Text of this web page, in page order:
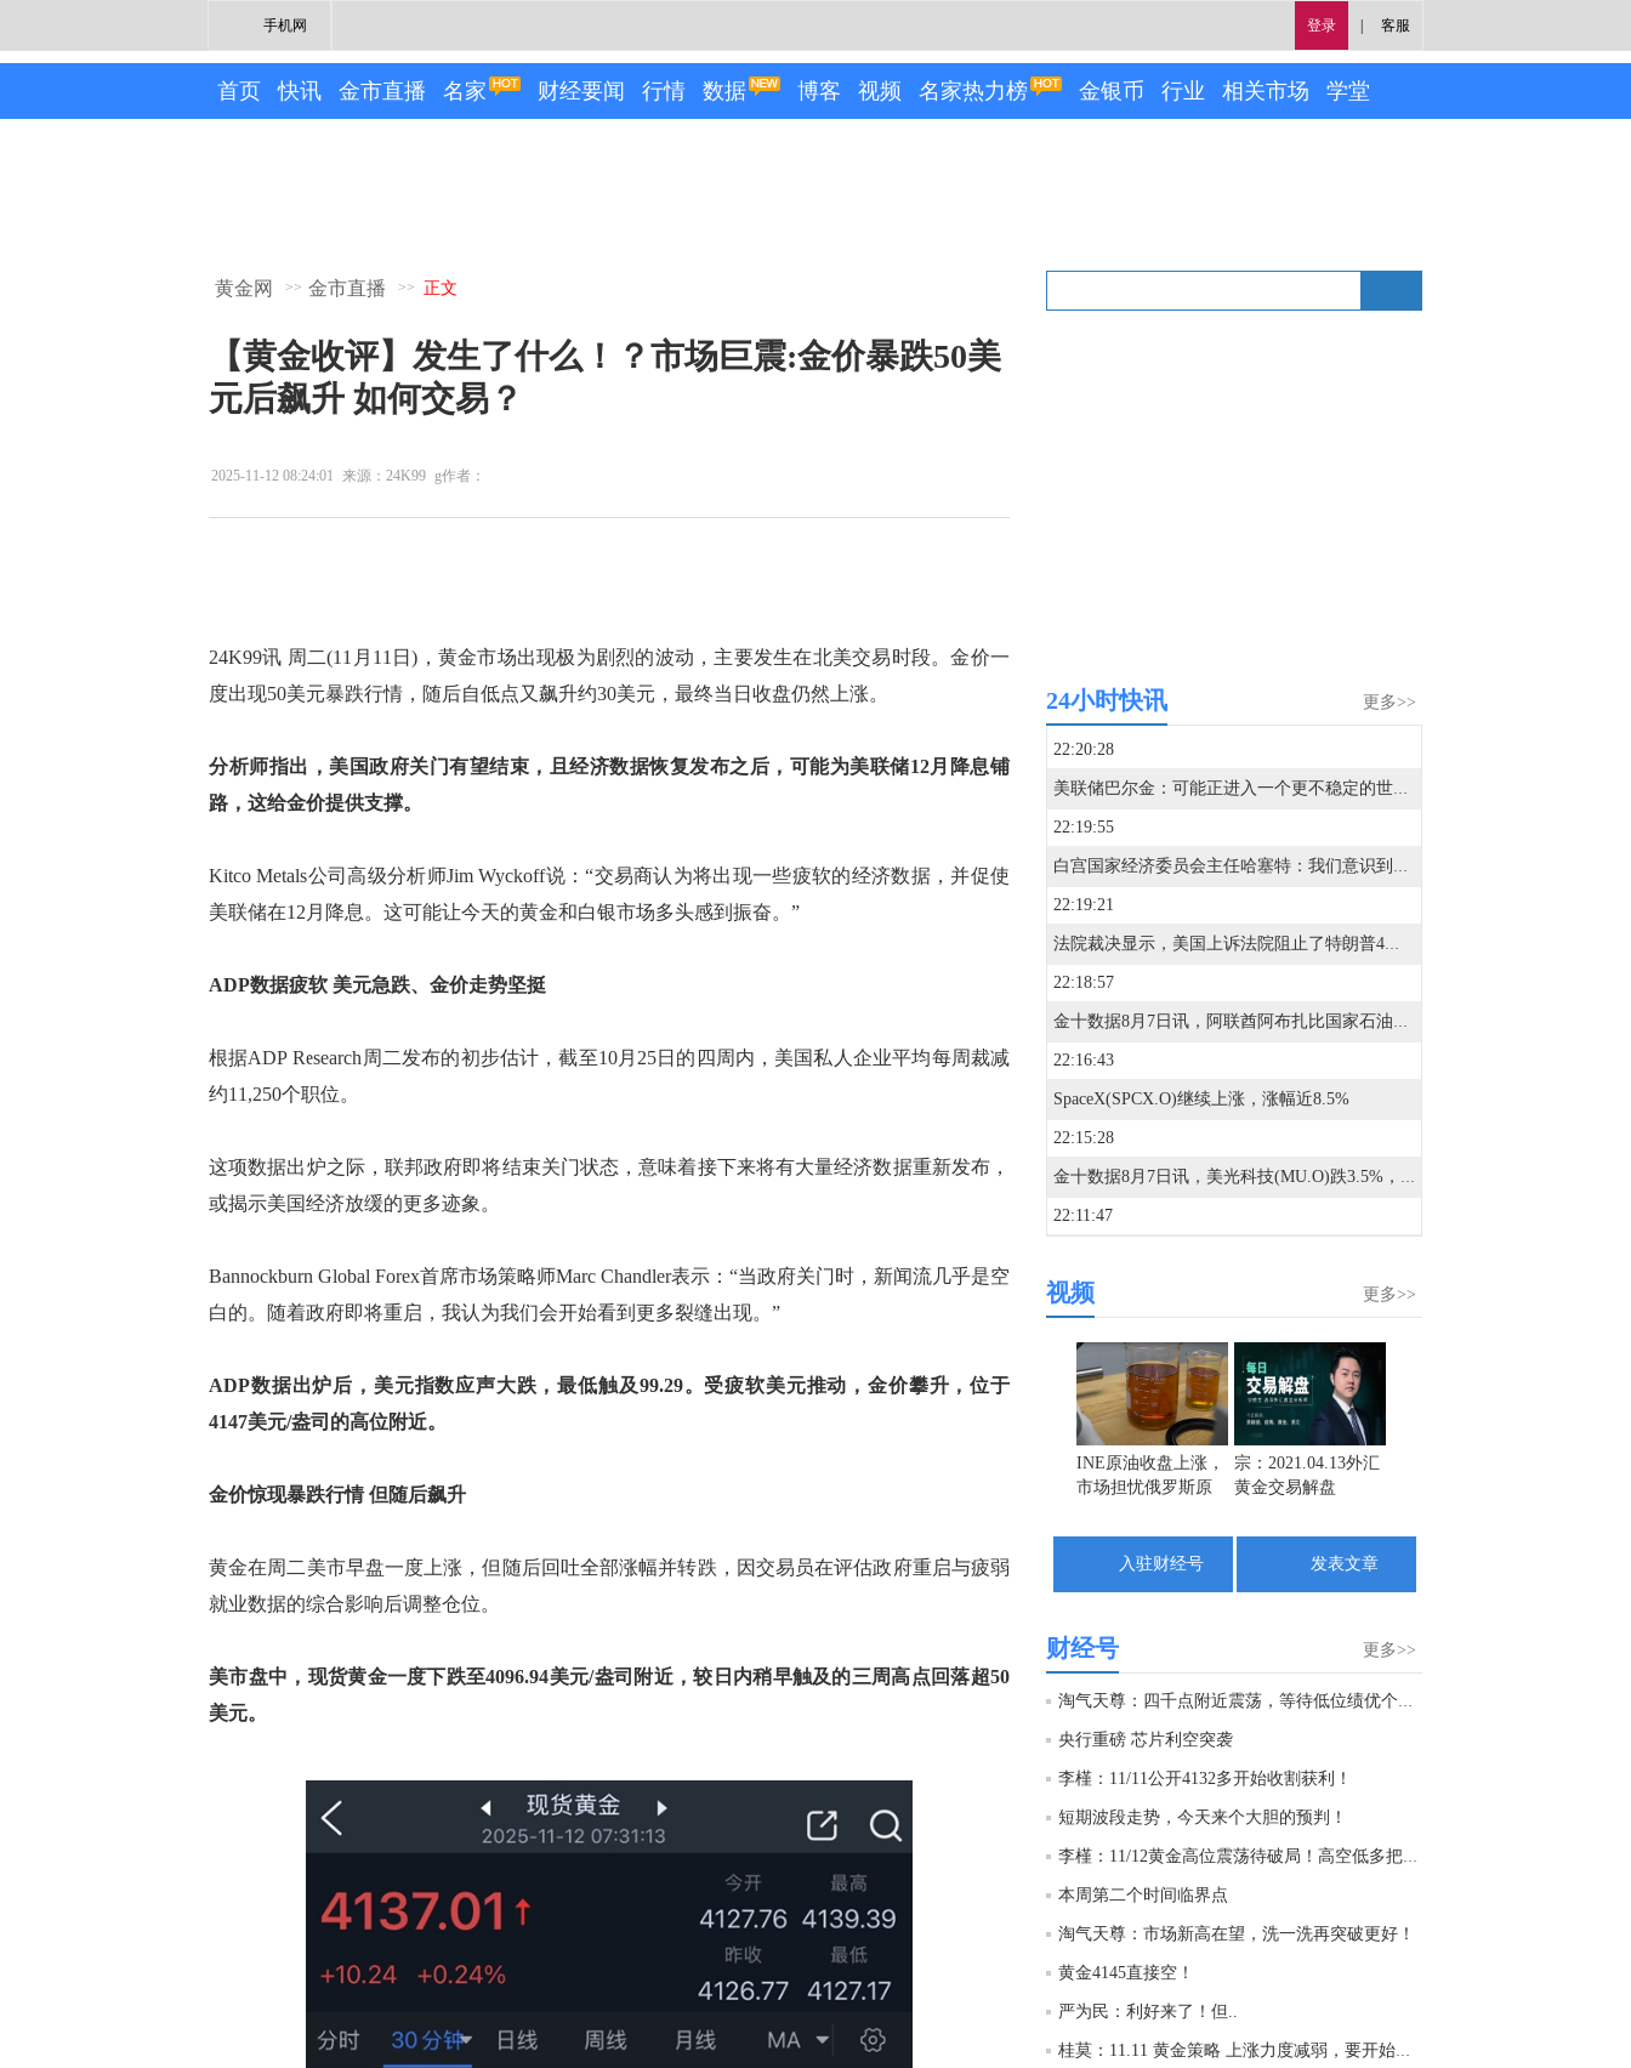
登录 客服
手机网
首页 快讯 金市直播 名家 财经要闻 行情 数据 博客 视频 名家热力榜 金银币 行业 相关市场 学堂
黄金网 >> 金市直播 >> 正文
【黄金收评】发生了什么！？市场巨震:金价暴跌50美
元后飙升 如何交易？
2025-11-12 08:24:01 来源：24K99 g作者：
24K99讯 周二(11月11日)，黄金市场出现极为剧烈的波动，主要发生在北美交易时段。金价一
度出现50美元暴跌行情，随后自低点又飙升约30美元，最终当日收盘仍然上涨。
分析师指出，美国政府关门有望结束，且经济数据恢复发布之后，可能为美联储12月降息铺
路，这给金价提供支撑。
Kitco Metals公司高级分析师Jim Wyckoff说：“交易商认为将出现一些疲软的经济数据，并促使
美联储在12月降息。这可能让今天的黄金和白银市场多头感到振奋。”
ADP数据疲软 美元急跌、金价走势坚挺
根据ADP Research周二发布的初步估计，截至10月25日的四周内，美国私人企业平均每周裁减
约11,250个职位。
这项数据出炉之际，联邦政府即将结束关门状态，意味着接下来将有大量经济数据重新发布，
或揭示美国经济放缓的更多迹象。
Bannockburn Global Forex首席市场策略师Marc Chandler表示：“当政府关门时，新闻流几乎是空
白的。随着政府即将重启，我认为我们会开始看到更多裂缝出现。”
ADP数据出炉后，美元指数应声大跌，最低触及99.29。受疲软美元推动，金价攀升，位于
4147美元/盎司的高位附近。
金价惊现暴跌行情 但随后飙升
黄金在周二美市早盘一度上涨，但随后回吐全部涨幅并转跌，因交易员在评估政府重启与疲弱
就业数据的综合影响后调整仓位。
美市盘中，现货黄金一度下跌至4096.94美元/盎司附近，较日内稍早触及的三周高点回落超50
美元。
更多>>
24小时快讯
22:20:28
美联储巴尔金：可能正进入一个更不稳定的世界。
22:19:55
白宫国家经济委员会主任哈塞特：我们意识到天然气价格很高。
22:19:21
法院裁决显示，美国上诉法院阻止了特朗普4亿美元的白宫宴会厅项目。
22:18:57
金十数据8月7日讯，阿联酋阿布扎比国家石油公司ADNOC发布公告称，由于针对公司人员和资产的无端袭击，我们的运营持续受到重大影响。公告称，自冲突开始以来，已有15艘ADNOC旗下船只在通过霍尔木兹海峡期间遭到导弹和无人机袭击，其中仅本周就有3艘船遭袭。这些袭击不幸造成1名人员死亡，并导致20名船员受伤。在与相关部门密切协调的情况下，ADNOC正在采取一切必要措施，保护员工、资产和运营，并尽最大可能满足客户需求。公司强调，必须尊重并保护国际水道中商业航运的航行自由和安全、不间断通行权，不得对其实施威胁、骚扰或攻击。
22:16:43
SpaceX(SPCX.O)继续上涨，涨幅近8.5%
22:15:28
金十数据8月7日讯，美光科技(MU.O)跌3.5%，SK海力士(SKHY.O)跌6%，闪迪(SNDK.O)跌5.2%，西部数据(WDC.O)跌5.8%，希捷科技(STX.O)跌10%。
22:11:47
22:11:08
22:10:54
22:10:33
匈牙利总理毛焦尔：电力短缺使匈牙利在高峰期损失了60-70亿福林。
更多>>
视频
INE原油收盘上涨，
市场担忧俄罗斯原
宗：2021.04.13外汇
黄金交易解盘
入驻财经号 发表文章
更多>>
财经号
淘气天尊：四千点附近震荡，等待低位绩优个股补涨！
央行重磅 芯片利空突袭
李槿：11/11公开4132多开始收割获利！
短期波段走势，今天来个大胆的预判！
李槿：11/12黄金高位震荡待破局！高空低多把握机会！
本周第二个时间临界点
淘气天尊：市场新高在望，洗一洗再突破更好！
黄金4145直接空！
严为民：利好来了！但..
桂莫：11.11 黄金策略 上涨力度减弱，要开始回调了！